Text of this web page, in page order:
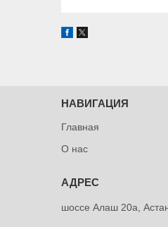
НАВИГАЦИЯ
Главная
О нас
шоссе Алаш 20а,